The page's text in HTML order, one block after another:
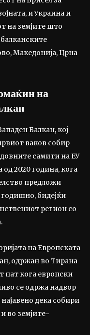
и Украина и
на земјите што
Македонија, Црна
на
Балкан, кој
ваков собир
самити на ЕУ
од 2020 година, кога
предложи
бидејќи
регион со
на Европската
одржан во Тирана
пат кога европски
се одржа надвор
дека собири
во земјите-